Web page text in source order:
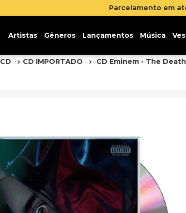
Artistas Gêneros Lançamentos Música
CD CD IMPORTADO CD Eminem - The